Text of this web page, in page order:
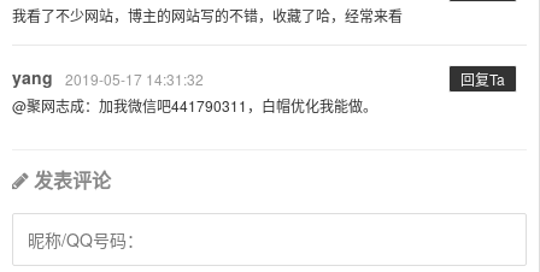
我看了不少网站，博主的网站写的不错，收藏了哈，经常来看
yang 2019-05-17 14:31:32
回复Ta
@聚网志成：加我微信吧441790311，白帽优化我能做。
发表评论